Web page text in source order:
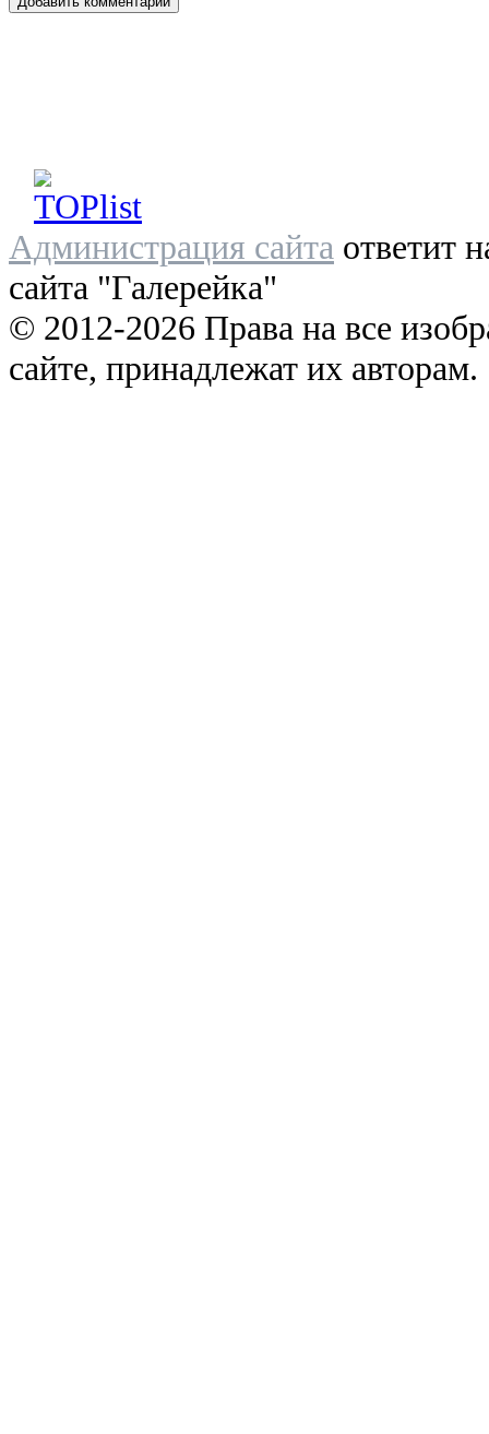
Администрация сайта ответит
сайта "Галерейка"
© 2012-2026 Права на все
сайте, принадлежат их авторам.